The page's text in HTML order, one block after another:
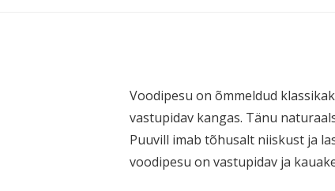
Voodipesu on õmmeldud
vastu­pidav kangas. Tänu
Puuvill imab tõhusalt niiskust ja
voodipesu on vastu­pidav ja